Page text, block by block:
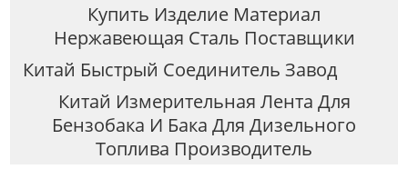
Купить Изделие Материал
Нержавеющая Сталь Поставщики
Китай Быстрый Соединитель Завод
Китай Измерительная Лента Для
Бензобака И Бака Для Дизельного
Топлива Производитель